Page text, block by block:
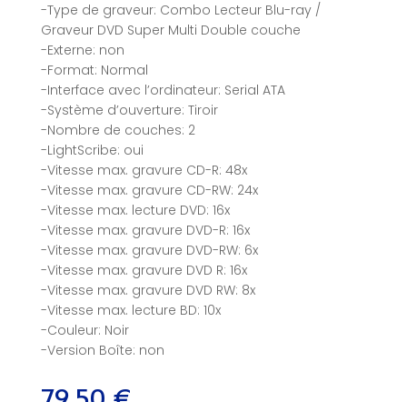
-Type de graveur: Combo Lecteur Blu-ray /
Graveur DVD Super Multi Double couche
-Externe: non
-Format: Normal
-Interface avec l’ordinateur: Serial ATA
-Système d’ouverture: Tiroir
-Nombre de couches: 2
-LightScribe: oui
-Vitesse max. gravure CD-R: 48x
-Vitesse max. gravure CD-RW: 24x
-Vitesse max. lecture DVD: 16x
-Vitesse max. gravure DVD-R: 16x
-Vitesse max. gravure DVD-RW: 6x
-Vitesse max. gravure DVD R: 16x
-Vitesse max. gravure DVD RW: 8x
-Vitesse max. lecture BD: 10x
-Couleur: Noir
-Version Boîte: non